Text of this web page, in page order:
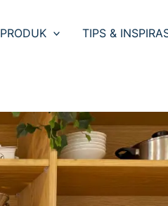
PRODUK TIPS &